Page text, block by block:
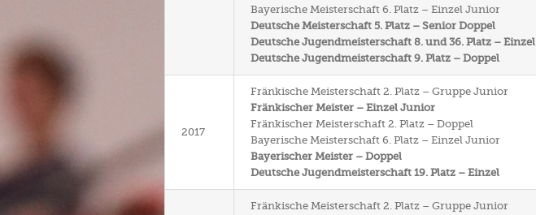
Bayerische Meisterschaft 6. Platz – Einzel Junior
Deutsche Meisterschaft 5. Platz – Senior Doppel
Deutsche Jugendmeisterschaft 8. und 36. Platz – Einzel
Deutsche Jugendmeisterschaft 9. Platz – Doppel
2017
Fränkische Meisterschaft 2. Platz – Gruppe Junior
Fränkischer Meister – Einzel Junior
Fränkischer Meisterschaft 2. Platz – Doppel
Bayerische Meisterschaft 6. Platz – Einzel Junior
Bayerischer Meister – Doppel
Deutsche Jugendmeisterschaft 19. Platz – Einzel
Fränkische Meisterschaft 2. Platz – Gruppe Junior